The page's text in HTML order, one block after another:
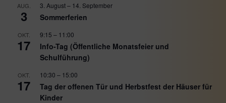
AUG.
3
3. August– 14. September
Sommerferien
OKT.
17
9:15 – 11:00
Info-Tag (Öffentliche Monatsfeier und
Schulführung)
OKT.
17
10:30 – 15:00
Tag der offenen Tür und Herbstfest der Häuser für
Kinder